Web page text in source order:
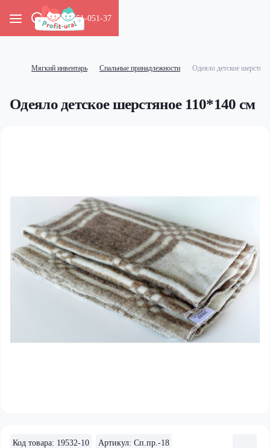
8-965-51-051-37
Мягкий инвентарь Спальные принадлежности Одеяло детское
Одеяло детское шерстяное 110*140 см
Код товара: 19532-10 Артикул: Сп.пр.-18